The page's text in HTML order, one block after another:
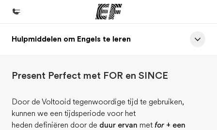
Home
Programma's
Kantoren
Hulpmiddelen om Engels te leren
Present Perfect met FOR en SINCE
Door de Voltooid tegenwoordige tijd te gebruiken,
kunnen we een tijdsperiode voor het
heden definiëren door de duur ervan met for + een